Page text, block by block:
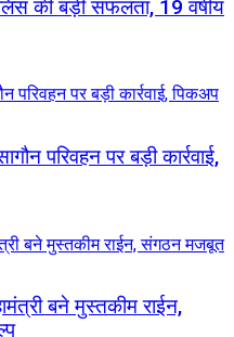
की बड़ी सफलता, 19 वर्षीय
परिवहन पर बड़ी कार्रवाई,
बने मुस्तकीम राईन,